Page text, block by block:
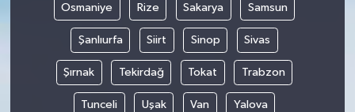
Osmaniye Rize Sakarya Samsun
Şanlıurfa Siirt Sinop Sivas
Şırnak Tekirdağ Tokat Trabzon
Tunceli Uşak Van Yalova